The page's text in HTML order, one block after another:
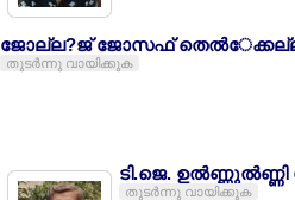
ജോല്ല?ജ് ജോസഫ്
തുടര്‍ന്നു വായിക്കുക
ടി.ജെ.
തുടര്‍ന്നു വായിക്കുക